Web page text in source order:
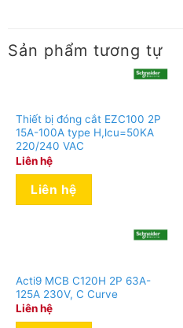
Sản phẩm tương tự
Thiết bị đóng cắt EZC100 2P
15A-100A type H,lcu=50KA
220/240 VAC
Liên hệ
Liên hệ
Acti9 MCB C120H 2P 63A-
125A 230V, C Curve
Liên hệ